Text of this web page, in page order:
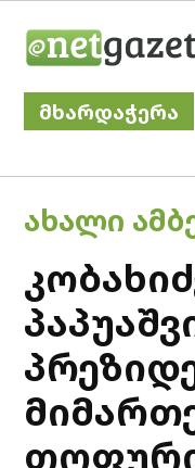
მხარდაჭერა
POSTED
ᲐᲮᲐᲚᲘ